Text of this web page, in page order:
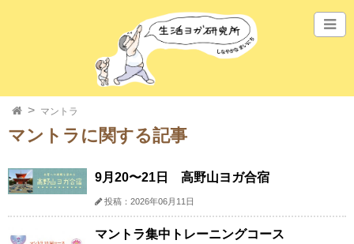
マントラ
マントラに関する記事
9月20〜21日 高野山ヨガ合宿
投稿：2026年06月11日
マントラ集中トレーニングコース